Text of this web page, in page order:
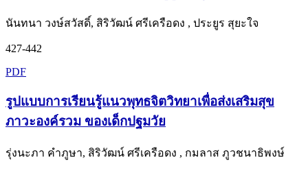
นันทนา วงษ์สวัสดิ์, สิริวัฒน์ ศรีเครือดง , ประยูร สุยะใจ
427-442
PDF
รูปแบบการเรียนรู้แนวพุทธจิตวิทยาเพื่อส่งเสริมสุข
ภาวะองค์รวม ของเด็กปฐมวัย
รุ่งนะภา คำภูษา, สิริวัฒน์ ศรีเครือดง , กมลาส ภูวชนาธิพงษ์